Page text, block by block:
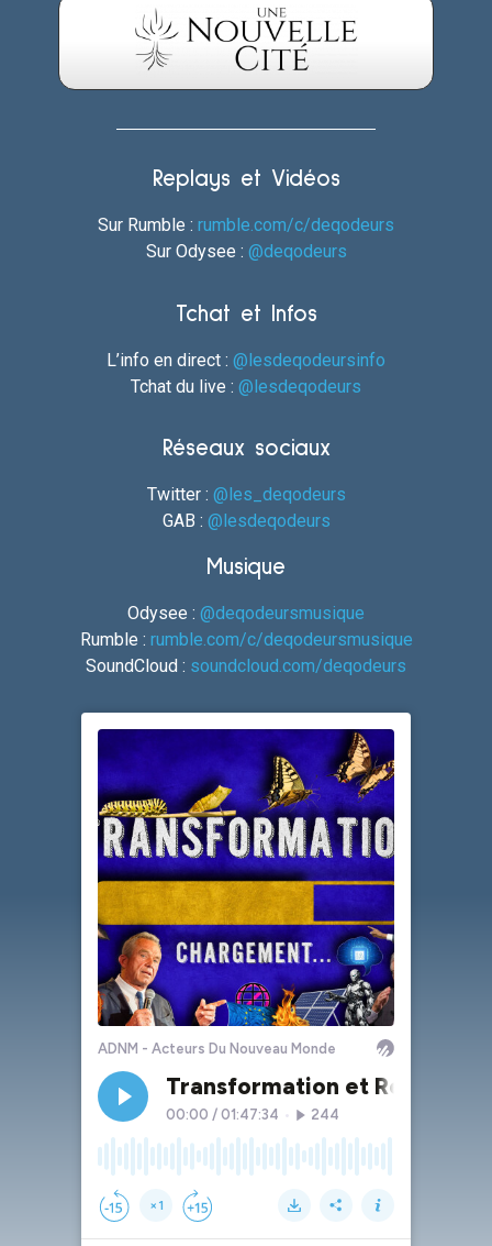
Replays et Vidéos
Sur Rumble : rumble.com/c/deqodeurs
Sur Odysee : @deqodeurs
Tchat et Infos
L’info en direct : @lesdeqodeursinfo
Tchat du live : @lesdeqodeurs
Réseaux sociaux
Twitter : @les_deqodeurs
GAB : @lesdeqodeurs
Musique
Odysee : @deqodeursmusique
Rumble : rumble.com/c/deqodeursmusique
SoundCloud : soundcloud.com/deqodeurs